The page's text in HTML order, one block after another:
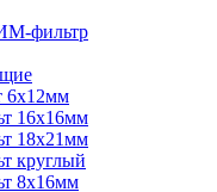
фильтр
6х12мм
16х16мм
18х21мм
круглый
8х16мм